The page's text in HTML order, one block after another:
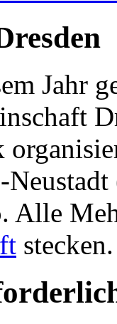
Jahr
Alle
stecken.